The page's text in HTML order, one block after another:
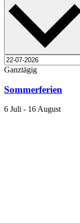
Ganztägig
Sommerferien
6 Juli - 16 August